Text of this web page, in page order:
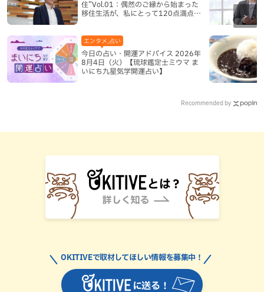
住”Vol.01：偶然のご縁から始まった
移住生活が、私にとって120点満点に
今日の占い・開運アドバイス 2026年
8月4日（火）【琉球鑑定士ミウマ ま
いにち九星気学開運占い】
エンタメ,占い
Recommended by
に送る！
OKITIVEで取材してほしい情報を募集中！